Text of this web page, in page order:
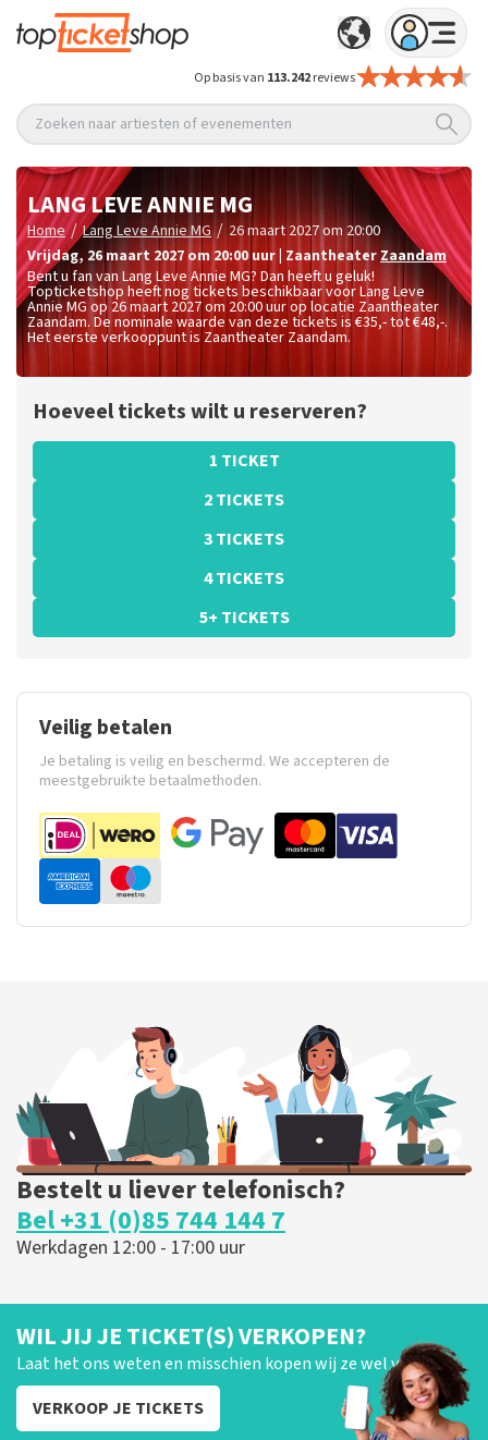
Op basis van 113.242reviews
Zoeken naar artiesten of evenementen
LANG LEVE ANNIE MG
Home / Lang Leve Annie MG / 26 maart 2027 om 20:00
vrijdag, 26 maart 2027 om 20:00 uur ZaantheaterZaandam
Bent u fan van Lang Leve Annie MG? Dan heeft u geluk!
Topticketshop heeft nog tickets beschikbaar voor Lang Leve
Annie MG op 26 maart 2027 om 20:00 uur op locatie Zaantheater
Zaandam. De nominale waarde van deze tickets is €35,- tot €48,-.
Het eerste verkooppunt is Zaantheater Zaandam.
Hoeveel tickets wilt u reserveren?
1 TICKET
2 TICKETS
3 TICKETS
4 TICKETS
5+ TICKETS
Veilig betalen
Je betaling is veilig en beschermd. We accepteren de
meestgebruikte betaalmethoden.
Bestelt u liever telefonisch?
Bel +31 (0)85 744 144 7
Werkdagen 12:00 - 17:00 uur
WIL JIJ JE TICKET(S) VERKOPEN?
Laat het ons weten en misschien kopen wij ze wel van je!
VERKOOP JE TICKETS